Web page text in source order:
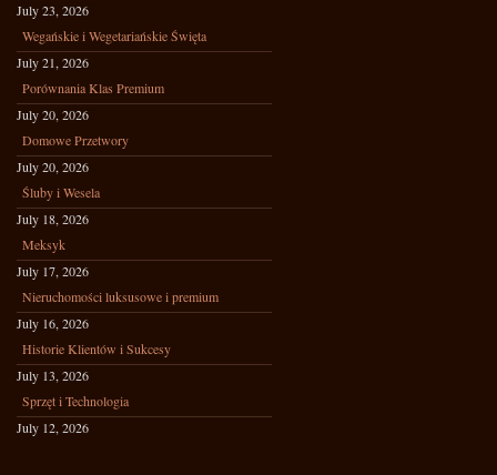
July 23, 2026
Wegańskie i Wegetariańskie Święta
July 21, 2026
Porównania Klas Premium
July 20, 2026
Domowe Przetwory
July 20, 2026
Śluby i Wesela
July 18, 2026
Meksyk
July 17, 2026
Nieruchomości luksusowe i premium
July 16, 2026
Historie Klientów i Sukcesy
July 13, 2026
Sprzęt i Technologia
July 12, 2026